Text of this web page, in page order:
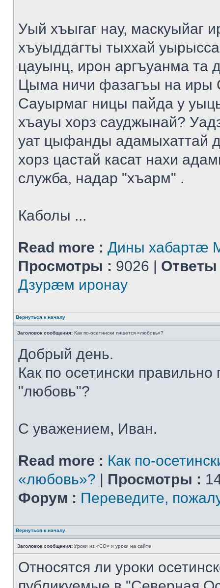
Уый хъыгаг нау, маскуыйаг
хъуыддагты тыххай
цауынц, ирон аргъуанма та
Цыма ничи фазагъы на иры
Сауырмаг ницы пайда у
хъауы хорз сауджынай?
уат цыфанды адамыхаттай
хорз цастай касат нахи
служба, надар "хъарм" .
Каболы ...
Read more : Дины хабартæ
Просмотры : 9026 | Ответы
Дзурæм иронау
Вернуться к началу
Заголовок сообщения: Как по-осетински пишется «любовь»?
Добрый день.
Как по осетински
"любовь"?
С уважением, Иван.
Read more : Как по-
«любовь»? | Просмотры :
Форум : Переведите,
Вернуться к началу
Заголовок сообщения: Уроки из «СО» и уроки на сайте
Относятся ли уроки